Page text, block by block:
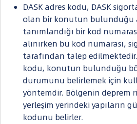
DASK adres kodu, DASK
olan bir konutun bulunduğu
tanımlandığı bir kod
alınırken bu kod numarası,
tarafından talep edilmektedir.
kodu, konutun bulunduğu
durumunu belirlemek için
yöntemdir. Bölgenin deprem
yerleşim yerindeki yapıların
kodunu belirler.